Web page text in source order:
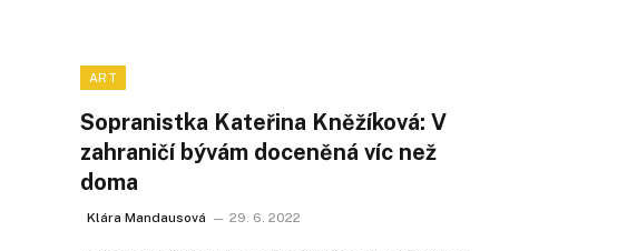
ART
Sopranistka Kateřina Kněžíková: V
zahraničí bývám doceněná víc než
doma
Klára Mandausová 29. 6. 2022